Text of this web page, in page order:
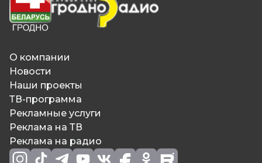
О компании
Новости
Наши проекты
ТВ-программа
Рекламные услуги
Реклама на ТВ
Реклама на радио